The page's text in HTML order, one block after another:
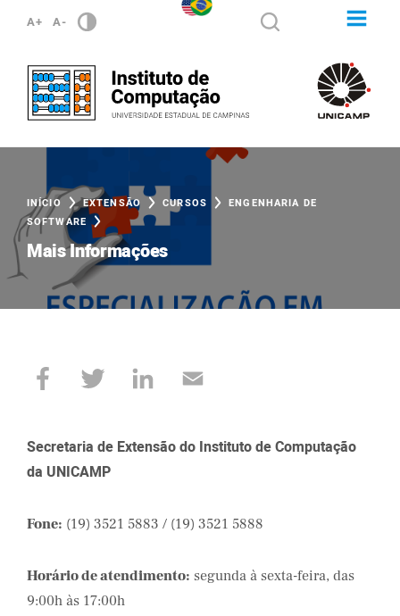
A+ A-
INÍCIO EXTENSÃO CURSOS
ENGENHARIA DE
SOFTWARE
Mais Informações
Secretaria de Extensão do Instituto de Computação
da UNICAMP
Fone: (19) 3521 5883 / (19) 3521 5888
Horário de atendimento: segunda à sexta-feira, das
9:00h às 17:00h